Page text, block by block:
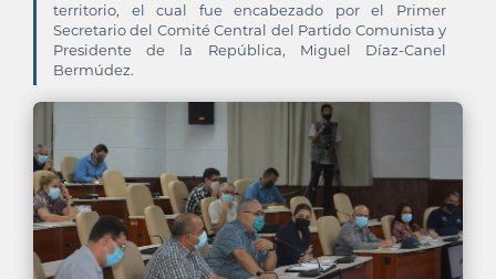
territorio, el cual fue encabezado por el Primer
Secretario del Comité Central del Partido Comunista y
Presidente de la República, Miguel Díaz-Canel
Bermúdez.